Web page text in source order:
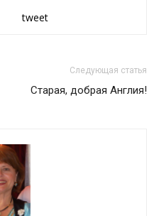
tweet
Следующая статья
Старая, добрая Англия!